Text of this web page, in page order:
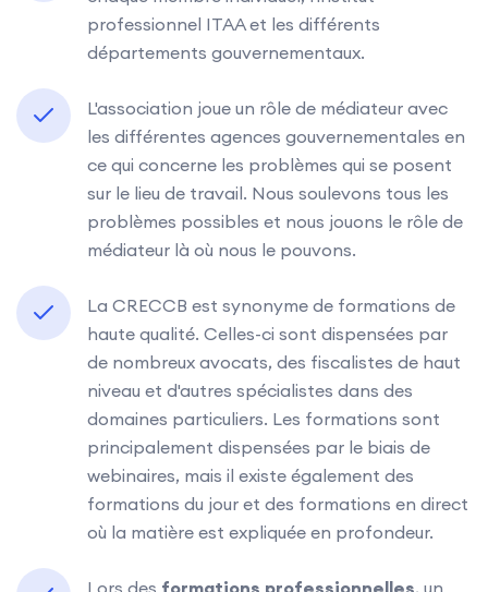
professionnel ITAA et les différents
départements gouvernementaux.
L'association joue un rôle de médiateur avec
les différentes agences gouvernementales en
ce qui concerne les problèmes qui se posent
sur le lieu de travail. Nous soulevons tous les
problèmes possibles et nous jouons le rôle de
médiateur là où nous le pouvons.
La CRECCB est synonyme de formations de
haute qualité. Celles-ci sont dispensées par
de nombreux avocats, des fiscalistes de haut
niveau et d'autres spécialistes dans des
domaines particuliers. Les formations sont
principalement dispensées par le biais de
webinaires, mais il existe également des
formations du jour et des formations en direct
où la matière est expliquée en profondeur.
Lors des formations professionnelles, un